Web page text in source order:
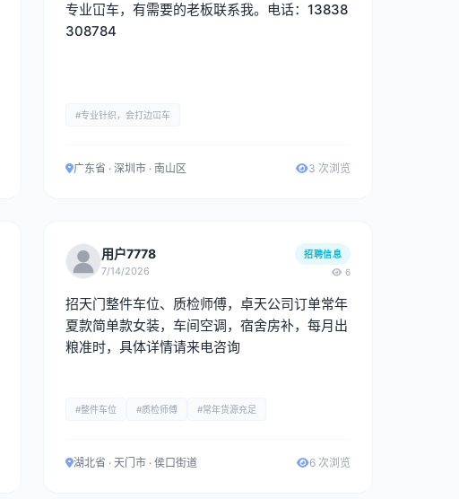
专业冚车，有需要的老板联系我。电话：13838
308784
#专业针织，会打边冚车
广东省 · 深圳市 · 南山区 3 次浏览
用户7778
7/14/2026
招聘信息
6
招天门整件车位、质检师傅，卓天公司订单常年
夏款简单款女装，车间空调，宿舍房补，每月出
粮准时，具体详情请来电咨询
#整件车位 #质检师傅 #常年货源充足
湖北省 · 天门市 · 侯口街道 6 次浏览